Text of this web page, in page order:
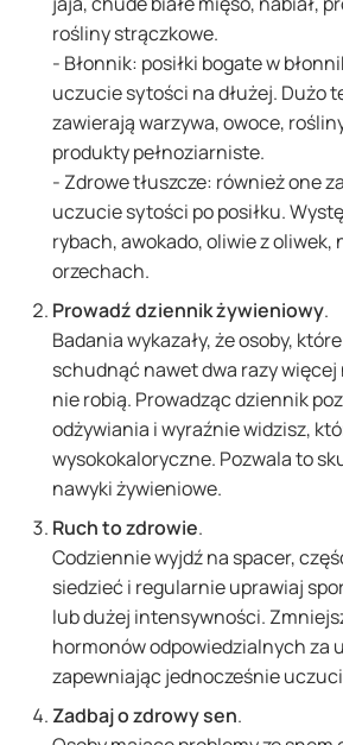
rośliny strączkowe.
- Błonnik: posiłki bogate w
uczucie sytości na dłużej. Dużo
zawierają warzywa, owoce,
produkty pełnoziarniste.
- Zdrowe tłuszcze: również one
uczucie sytości po posiłku.
rybach, awokado, oliwie z oliwek,
orzechach.
Prowadź dziennik żywieniowy.
Badania wykazały, że osoby,
schudnąć nawet dwa razy
nie robią. Prowadząc dziennik
odżywiania i wyraźnie widzisz,
wysokokaloryczne. Pozwala to
nawyki żywieniowe.
Ruch to zdrowie.
Codziennie wyjdź na spacer,
siedzieć i regularnie uprawiaj
lub dużej intensywności.
hormonów odpowiedzialnych za
zapewniając jednocześnie
Zadbaj o zdrowy sen.